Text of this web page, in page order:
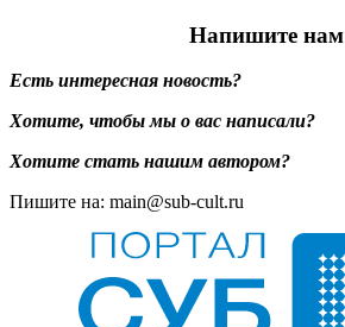
Напишите нам
Есть интересная новость?
Хотите, чтобы мы о вас написали?
Хотите стать нашим автором?
Пишите на: main@sub-cult.ru